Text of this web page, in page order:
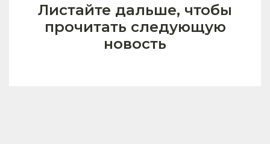
Листайте дальше, чтобы
прочитать следующую
новость